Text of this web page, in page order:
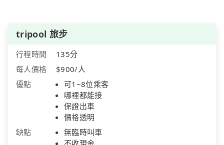
tripool 旅步
行程時間
135分
每人價格
$900/人
優點
可1~8位乘客
哪裡都能接
保證出車
價格透明
缺點
無臨時叫車